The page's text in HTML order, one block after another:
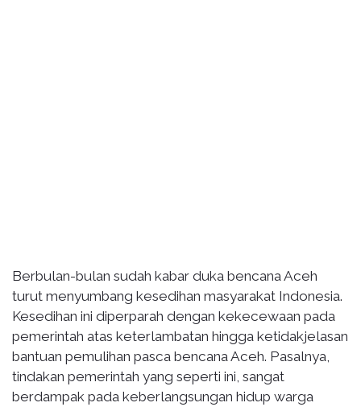
Berbulan-bulan sudah kabar duka bencana Aceh
turut menyumbang kesedihan masyarakat Indonesia.
Kesedihan ini diperparah dengan kekecewaan pada
pemerintah atas keterlambatan hingga ketidakjelasan
bantuan pemulihan pasca bencana Aceh. Pasalnya,
tindakan pemerintah yang seperti ini, sangat
berdampak pada keberlangsungan hidup warga